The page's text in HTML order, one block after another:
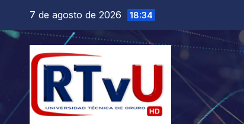
contenido
7 de agosto de 2026 18:34